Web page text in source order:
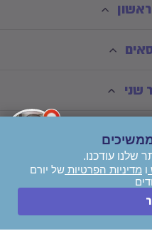
שני
שלנו עודכנו.
ו מדיניות הפרטיות של יורם